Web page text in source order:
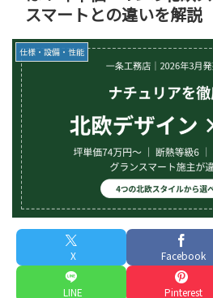
スマートとの違いを解説
仕様・設備・性能
X Facebook
LINE Pinterest